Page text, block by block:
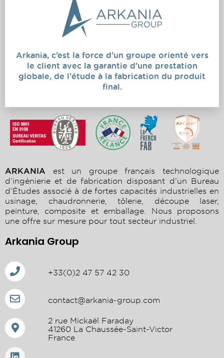
Arkania, c’est la force d’un groupe orienté vers
le client avec la garantie d’une prestation
globale, de l’étude à la fabrication du produit
final.
ARKANIA
est un groupe français technologique
d’ingénierie et de fabrication disposant d’un Bureau
d’Études associé à de fortes capacités industrielles en
usinage, chaudronnerie, tôlerie, découpe laser,
peinture, composite et emballage. Nous proposons
une offre sur mesure pour tout secteur industriel.
Arkania Group
+33(0)2 47 57 42 30
contact@arkania-group.com
2 rue Mickaël Faraday
41260 La Chaussée-Saint-Victor
France